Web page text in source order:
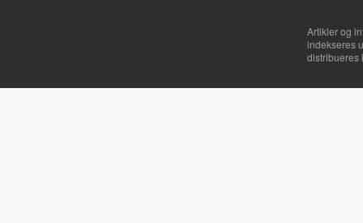
Artikler og
indekseres
distribueres